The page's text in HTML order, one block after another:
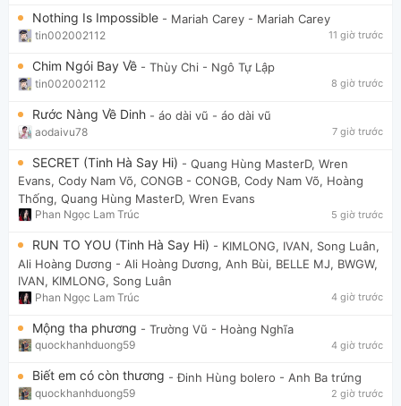
Nothing Is Impossible - Mariah Carey - Mariah Carey
tin002002112 11 giờ trước
Chim Ngói Bay Về - Thùy Chi - Ngô Tự Lập
tin002002112 8 giờ trước
Rước Nàng Về Dinh - áo dài vũ - áo dài vũ
aodaivu78 7 giờ trước
SECRET (Tinh Hà Say Hi) - Quang Hùng MasterD, Wren
Evans, Cody Nam Võ, CONGB - CONGB, Cody Nam Võ, Hoàng
Thống, Quang Hùng MasterD, Wren Evans
Phan Ngọc Lam Trúc 5 giờ trước
RUN TO YOU (Tinh Hà Say Hi) - KIMLONG, IVAN, Song Luân,
Ali Hoàng Dương - Ali Hoàng Dương, Anh Bùi, BELLE MJ, BWGW,
IVAN, KIMLONG, Song Luân
Phan Ngọc Lam Trúc 4 giờ trước
Mộng tha phương - Trường Vũ - Hoàng Nghĩa
quockhanhduong59 4 giờ trước
Biết em có còn thương - Đinh Hùng bolero - Anh Ba trứng
quockhanhduong59 2 giờ trước